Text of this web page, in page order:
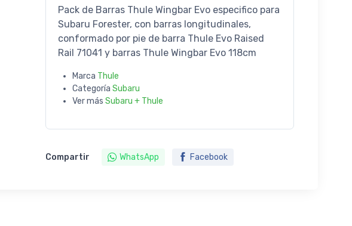
Pack de Barras Thule Wingbar Evo especifico para
Subaru Forester, con barras longitudinales,
conformado por pie de barra Thule Evo Raised
Rail 71041 y barras Thule Wingbar Evo 118cm
Marca Thule
Categoría Subaru
Ver más Subaru + Thule
Compartir WhatsApp Facebook